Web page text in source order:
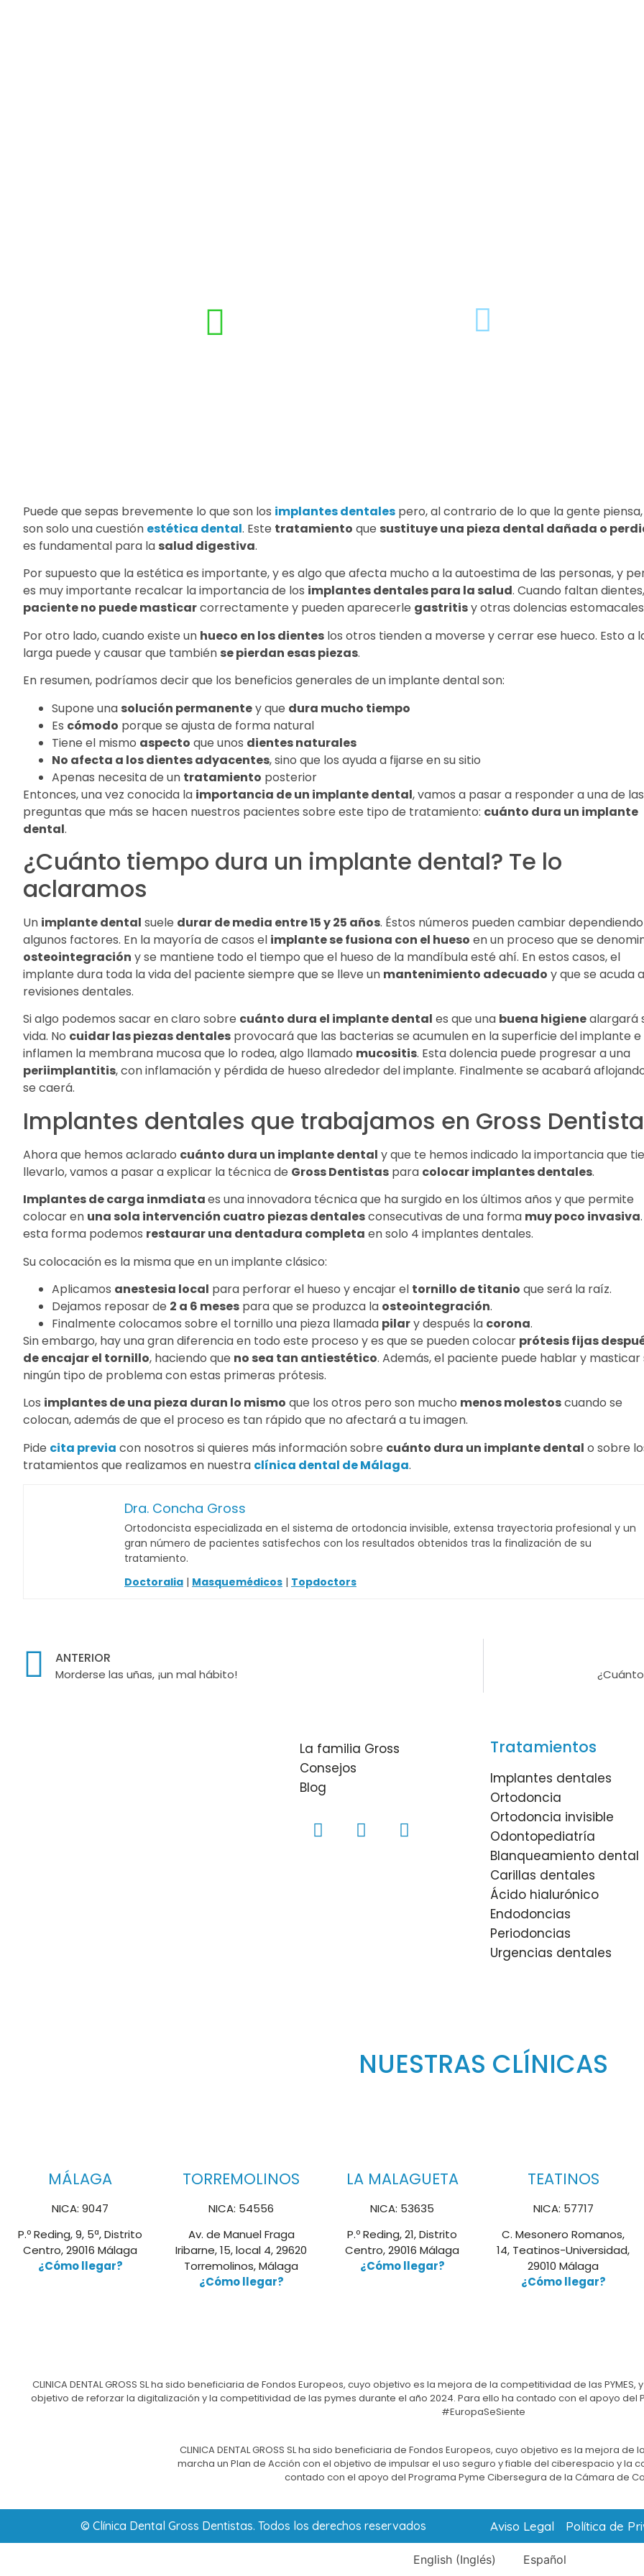
Puede que sepas brevemente lo que son los implantes dentales pero, al contrario de lo que la gente
son solo una cuestión estética dental. Este tratamiento que sustituye una pieza dental dañada o
es fundamental para la salud digestiva.
Por supuesto que la estética es importante, y es algo que afecta mucho a la autoestima de las personas, y
es muy importante recalcar la importancia de los implantes dentales para la salud. Cuando faltan
paciente no puede masticarcorrectamente y pueden aparecerle gastritisy otras dolencias
Por otro lado, cuando existe un hueco en los dientes los otros tienden a moverse y cerrar ese hueco. Esto a
larga puede y causar que también se pierdan esas piezas.
En resumen, podríamos decir que los beneficios generales de un implante dental son:
Supone una solución permanentey que dura mucho tiempo
Es cómodo porque se ajusta de forma natural
Tiene el mismo aspecto que unos dientes naturales
No afecta a los dientes adyacentes, sino que los ayuda a fijarse en su sitio
Apenas necesita de un tratamiento posterior
Entonces, una vez conocida la importancia de un implante dental, vamos a pasar a responder a una de las
preguntas que más se hacen nuestros pacientes sobre este tipo de tratamiento: cuánto dura un implante
dental.
¿Cuánto tiempo dura un implante dental? Te lo
aclaramos
Un implante dental suele durar de media entre 15 y 25 años. Éstos números pueden cambiar
algunos factores. En la mayoría de casos el implante se fusiona con el hueso en un proceso que se
osteointegración y se mantiene todo el tiempo que el hueso de la mandíbula esté ahí. En estos casos, el
implante dura toda la vida del paciente siempre que se lleve un mantenimiento adecuado y que se acuda a
revisiones dentales.
Si algo podemos sacar en claro sobre cuánto dura el implante dental es que una buena higienealargará
vida. No cuidar las piezas dentales provocará que las bacterias se acumulen en la superficie del implante e
inflamen la membrana mucosa que lo rodea, algo llamado mucositis. Esta dolencia puede progresar a una
periimplantitis, con inflamación y pérdida de hueso alrededor del implante. Finalmente se acabará
se caerá.
Implantes dentales que trabajamos en Gross
Ahora que hemos aclarado cuánto dura un implante dental y que te hemos indicado la importancia que
llevarlo, vamos a pasar a explicar la técnica de Gross Dentistas para colocar implantes dentales.
Implantes de carga inmdiataes una innovadora técnica que ha surgido en los últimos años y que permite
colocar en una sola intervención cuatro piezas dentalesconsecutivas de una forma muy poco invasiva
esta forma podemos restaurar una dentadura completa en solo 4 implantes dentales.
Su colocación es la misma que en un implante clásico:
Aplicamos anestesia local para perforar el hueso y encajar el tornillo de titanio que será la raíz.
Dejamos reposar de 2 a 6 meses para que se produzca la osteointegración.
Finalmente colocamos sobre el tornillo una pieza llamada pilary después la corona.
Sin embargo, hay una gran diferencia en todo este proceso y es que se pueden colocar prótesis fijas
de encajar el tornillo, haciendo que no sea tan antiestético. Además, el paciente puede hablar y masticar
ningún tipo de problema con estas primeras prótesis.
Los implantes de una pieza duran lo mismo que los otros pero son mucho menos molestoscuando se
colocan, además de que el proceso es tan rápido que no afectará a tu imagen.
Pide cita previa con nosotros si quieres más información sobre cuánto dura un implante dental o sobre
tratamientos que realizamos en nuestra clínica dental de Málaga.
Dra. Concha Gross
Ortodoncista especializada en el sistema de ortodoncia invisible, extensa trayectoria profesional y un
gran número de pacientes satisfechos con los resultados obtenidos tras la finalización de su
tratamiento.
Doctoralia | Masquemédicos | Topdoctors
ANTERIOR
Morderse las uñas, ¡un mal hábito!
La familia Gross
Consejos
Blog
Tratamientos
Implantes dentales
Ortodoncia
Ortodoncia invisible
Odontopediatría
Blanqueamiento dental
Carillas dentales
Ácido hialurónico
Endodoncias
Periodoncias
Urgencias dentales
NUESTRAS CLÍNICAS
MÁLAGA
NICA: 9047
P.º Reding, 9, 5ª, Distrito
Centro, 29016 Málaga
¿Cómo llegar?
TORREMOLINOS
NICA: 54556
Av. de Manuel Fraga
Iribarne, 15, local 4, 29620
Torremolinos, Málaga
¿Cómo llegar?
LA MALAGUETA
NICA: 53635
P.º Reding, 21, Distrito
Centro, 29016 Málaga
¿Cómo llegar?
TEATINOS
NICA: 57717
C. Mesonero Romanos,
14, Teatinos-Universidad,
29010 Málaga
¿Cómo llegar?
CLINICA DENTAL GROSS SL ha sido beneficiaria de Fondos Europeos, cuyo objetivo es la mejora de la competitividad de las
objetivo de reforzar la digitalización y la competitividad de las pymes durante el año 2024. Para ello ha contado con el apoyo
#EuropaSeSiente
CLINICA DENTAL GROSS SL ha sido beneficiaria de Fondos Europeos, cuyo objetivo es la mejora
marcha un Plan de Acción con el objetivo de impulsar el uso seguro y fiable del ciberespacio y la
contado con el apoyo del Programa Pyme Cibersegura de la Cámara de
© Clínica Dental Gross Dentistas. Todos los derechos reservados Aviso Legal Política de
English(Inglés) Español